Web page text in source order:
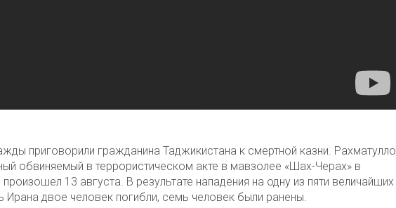
приговорили гражданина Таджикистана к смертной казни. Рахматулло
обвиняемый в террористическом акте в мавзолее «Шах-Черах» в
13 августа. В результате нападения на одну из пяти величайших
Ирана двое человек погибли, семь человек были ранены.